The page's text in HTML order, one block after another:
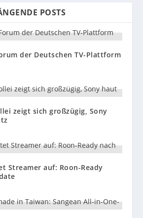
POSTS
der Deutschen TV-Plattform
zeigt sich großzügig, Sony
Streamer auf: Roon-Ready